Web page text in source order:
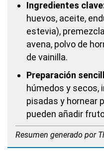
Ingredientes
huevos, aceite,
estevia),
avena, polvo de
de vainilla.
Preparación
húmedos y secos,
pisadas y hornear
pueden añadir
Resumen generado por